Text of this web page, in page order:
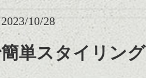
2023/10/28
単スタイリング